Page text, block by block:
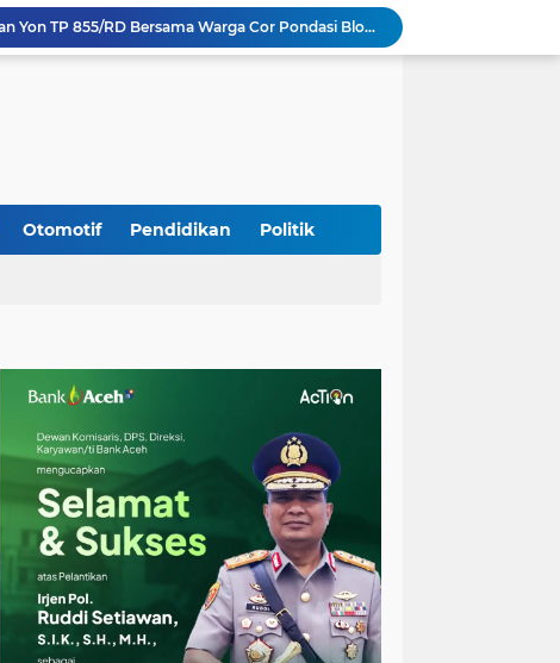
Perkuat Akses dan Mobilitas Masyarakat, Kodim 0106/Ateng Dukung Pembangunan Jembatan Beton di Rusip Antara, Aceh Tengah
Bupati Aceh Besar Perkuat Sinergi dengan Polres Demi Tingkatkan Pelayanan Masyarakat
Program Daily Riding Impression Berlanjut, New Honda Vario EVO 160 Temani Mobilitas Harian Peserta
Otomotif Pendidikan Politik